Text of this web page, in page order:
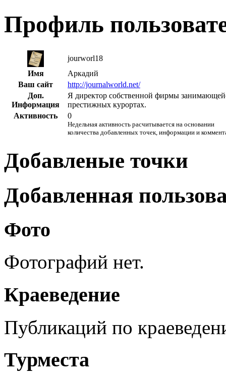
Профиль
jourworl18
Имя
Аркадий
Ваш сайт
http://journalworld.net/
Доп.
Информация
Я директор собственной фирмы
престижных курортах.
Активность
0
Недельная активность расчитывается на основании
количества добавленных точек, информации и
Добавленые точки
Добавленная
Фото
Фотографий нет.
Краеведение
Публикаций по
Турместа